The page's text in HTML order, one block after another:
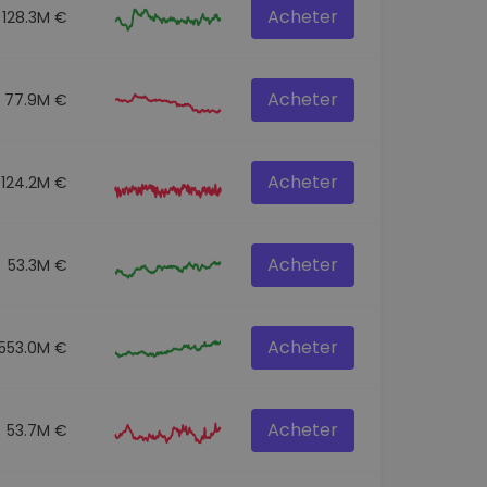
128.3M € Acheter
77.9M € Acheter
124.2M € Acheter
53.3M € Acheter
€ Acheter
53.7M € Acheter